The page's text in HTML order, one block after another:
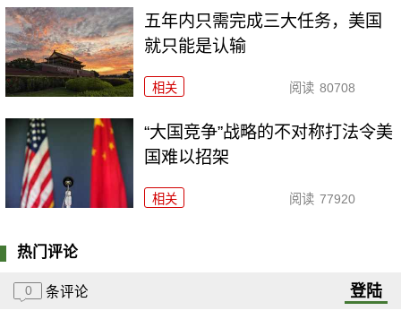
五年内只需完成三大任务，美国
就只能是认输
相关 阅读 80708
“大国竞争”战略的不对称打法令美
国难以招架
相关 阅读 77920
热门评论
0 条评论 登陆